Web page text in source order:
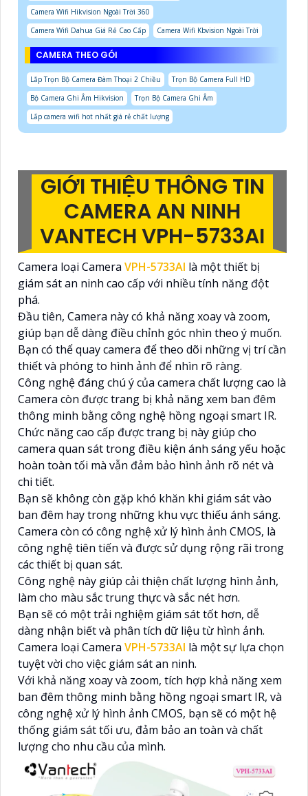
Camera Wifi Hikvision Ngoài Trời 360
Camera Wifi Dahua Giá Rẻ Cao Cấp
Camera Wifi Kbvision Ngoài Trời
CAMERA THEO GÓI
Lắp Trọn Bộ Camera Đàm Thoại 2 Chiều
Trọn Bộ Camera Full HD
Bộ Camera Ghi Âm Hikvision
Trọn Bộ Camera Ghi Âm
Lắp camera wifi hot nhất giá rẻ chất lượng
GIỚI THIỆU THÔNG TIN
CAMERA AN NINH
VANTECH VPH-5733AI
Camera loại Camera VPH-5733AI là một thiết bị
giám sát an ninh cao cấp với nhiều tính năng đột
phá.
Đầu tiên, Camera này có khả năng xoay và zoom,
giúp bạn dễ dàng điều chỉnh góc nhìn theo ý muốn.
Bạn có thể quay camera để theo dõi những vị trí cần
thiết và phóng to hình ảnh để nhìn rõ ràng.
Công nghệ đáng chú ý của camera chất lượng cao là
Camera còn được trang bị khả năng xem ban đêm
thông minh bằng công nghệ hồng ngoại smart IR.
Chức năng cao cấp được trang bị này giúp cho
camera quan sát trong điều kiện ánh sáng yếu hoặc
hoàn toàn tối mà vẫn đảm bảo hình ảnh rõ nét và
chi tiết.
Bạn sẽ không còn gặp khó khăn khi giám sát vào
ban đêm hay trong những khu vực thiếu ánh sáng.
Camera còn có công nghệ xử lý hình ảnh CMOS, là
công nghệ tiên tiến và được sử dụng rộng rãi trong
các thiết bị quan sát.
Công nghệ này giúp cải thiện chất lượng hình ảnh,
làm cho màu sắc trung thực và sắc nét hơn.
Bạn sẽ có một trải nghiệm giám sát tốt hơn, dễ
dàng nhận biết và phân tích dữ liệu từ hình ảnh.
Camera loại Camera VPH-5733AI là một sự lựa chọn
tuyệt vời cho việc giám sát an ninh.
Với khả năng xoay và zoom, tích hợp khả năng xem
ban đêm thông minh bằng hồng ngoại smart IR, và
công nghệ xử lý hình ảnh CMOS, bạn sẽ có một hệ
thống giám sát tối ưu, đảm bảo an toàn và chất
lượng cho nhu cầu của mình.